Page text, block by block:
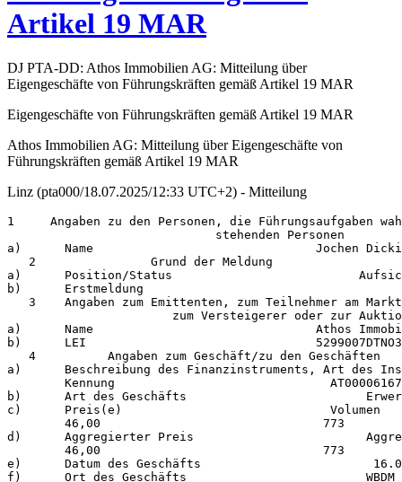
Artikel 19 MAR
DJ PTA-DD: Athos Immobilien AG: Mitteilung über
Eigengeschäfte von Führungskräften gemäß Artikel 19 MAR
Eigengeschäfte von Führungskräften gemäß Artikel 19 MAR
Athos Immobilien AG: Mitteilung über Eigengeschäfte von
Führungskräften gemäß Artikel 19 MAR
Linz (pta000/18.07.2025/12:33 UTC+2) - Mitteilung
1     Angaben zu den Personen, die Führungsaufgaben
                             stehenden Personen
a)      Name                               Jochen
2                Grund der
a)      Position/Status
b)      Erstmeldung
3    Angaben zum Emittenten, zum Teilnehmer am
zum Versteigerer oder zur
a)      Name                               Athos
b)      LEI
4          Angaben zum Geschäft/zu
a)      Beschreibung des Finanzinstruments, Art des
Kennung
b)      Art des Geschäfts
c)      Preis(e)                             Volumen
        46,00                               773
d)      Aggregierter Preis
        46,00                               773
e)      Datum des Geschäfts
f)      Ort des Geschäfts                         WBDM -